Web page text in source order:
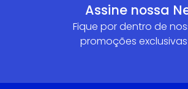
Assine nossa
Fique por dentro de
promoções